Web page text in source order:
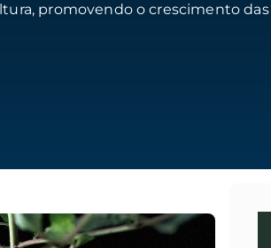
promovendo o crescimento